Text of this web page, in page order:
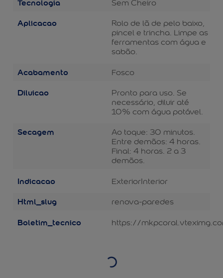
Sem Cheiro
Aplicacao
Rolo de lã de pelo baixo,
pincel e trincha. Limpe as
ferramentas com água e
sabão.
Acabamento Fosco
Diluicao
Pronto para uso. Se
necessário, diluir até
10% com água potável.
Secagem
Ao toque: 30 minutos.
Entre demãos: 4 horas.
Final: 4 horas. 2 a 3
demãos.
Indicacao ExteriorInterior
Html_slug renova-paredes
Boletim_tecnico https://